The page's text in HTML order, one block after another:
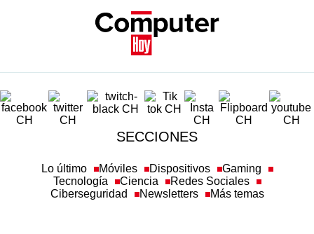
SECCIONES
Lo último Móviles Dispositivos
Gaming
Tecnología
Ciencia
Redes Sociales
Ciberseguridad
Newsletters Más temas